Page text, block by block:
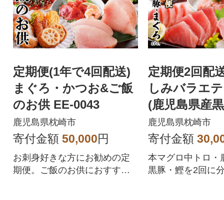
定期便(1年で4回配送)
まぐろ・かつお&ご飯
のお供 EE-0043
鹿児島県枕崎市
寄付金額 50,000円
お刺身好きな方にお勧めの定
期便。ご飯のお供におすすめ
定期便2回配
しみバラエ
(鹿児島県産
c) DD-6008
鹿児島県枕崎市
寄付金額
本マグロ中トロ・
黒豚・鰹を2回に